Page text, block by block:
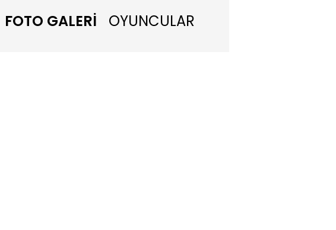
Bölüm
FOTO GALERİ OYUNCULAR